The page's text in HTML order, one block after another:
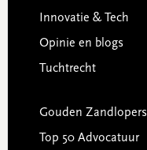
Innovatie & Tech
Opinie en blogs
Tuchtrecht
Gouden Zandlopers
Top 50 Advocatuur